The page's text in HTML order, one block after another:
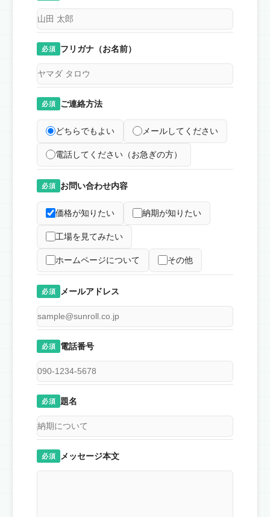
必須 フリガナ（お名前）
必須 ご連絡方法
どちらでもよい メールしてください
電話してください（お急ぎの方）
必須 お問い合わせ内容
価格が知りたい 納期が知りたい
工場を見てみたい
ホームページについて その他
必須 メールアドレス
必須 電話番号
必須 題名
必須 メッセージ本文